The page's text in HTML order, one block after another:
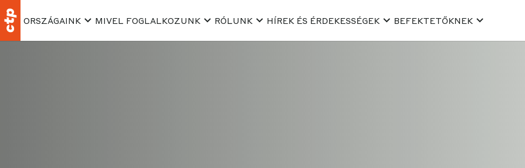
ORSZÁGAINK MIVEL FOGLALKOZUNK RÓLUNK HÍREK ÉS ÉRDEKESSÉGEK BEFEKTETŐKNEK